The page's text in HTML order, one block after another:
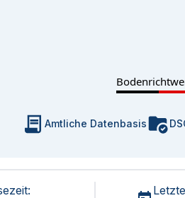
Amtliche Datenbasis